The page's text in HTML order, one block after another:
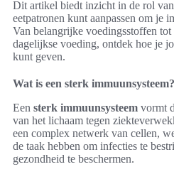
Dit artikel biedt inzicht in de rol van
eetpatronen kunt aanpassen om je
Van belangrijke voedingsstoffen
dagelijkse voeding, ontdek hoe je
kunt geven.
Wat is een sterk immuunsysteem?
Een sterk immuunsysteem vormt
van het lichaam tegen
een complex netwerk van cellen,
de taak hebben om infecties te
gezondheid te beschermen.